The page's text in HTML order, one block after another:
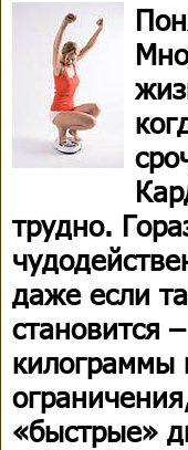
трудно.
даже если
становится
килограммы
«быстрые»